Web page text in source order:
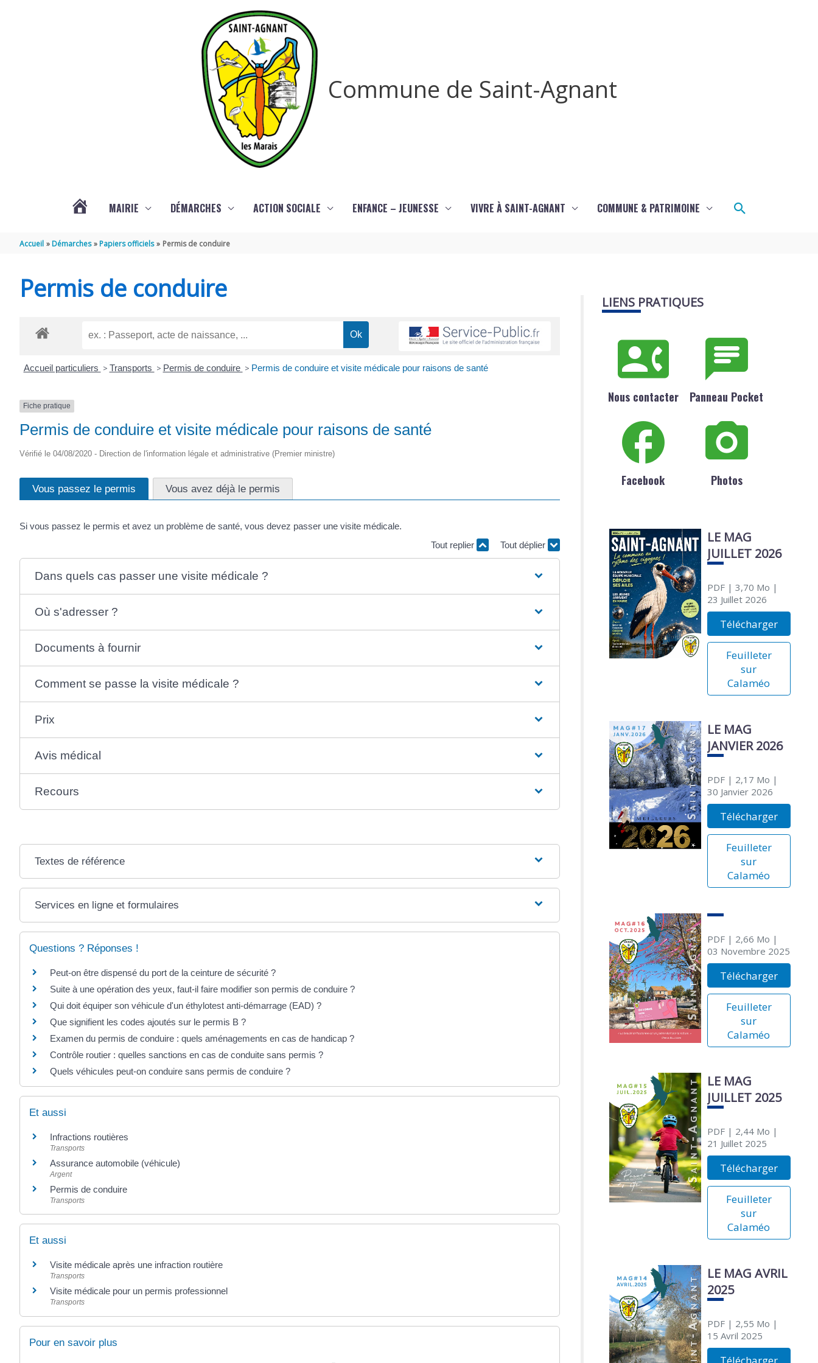
Commune de Saint-Agnant
MAIRIE DÉMARCHES ACTION SOCIALE ENFANCE – JEUNESSE VIVRE À SAINT-AGNANT COMMUNE & PATRIMOINE Rechercher
Accueil Démarches Papiers officiels Permis de conduire
Permis de conduire
Accueil particuliers > Transports > Permis de conduire > Permis de conduire et visite médicale pour raisons de santé
Fiche pratique
Permis de conduire et visite médicale pour raisons de santé
Vérifié le 04/08/2020 - Direction de l'information légale et administrative (Premier ministre)
Vous passez le permis Vous avez déjà le permis
Si vous passez le permis et avez un problème de santé, vous devez passer une visite médicale.
Tout replier
Tout déplier
Dans quels cas passer une visite médicale ?
Où s'adresser ?
Documents à fournir
Comment se passe la visite médicale ?
Prix
Avis médical
Recours
Textes de référence
Services en ligne et formulaires
Questions ? Réponses !
Peut-on être dispensé du port de la ceinture de sécurité ?
Suite à une opération des yeux, faut-il faire modifier son permis de conduire ?
Qui doit équiper son véhicule d'un éthylotest anti-démarrage (EAD) ?
Que signifient les codes ajoutés sur le permis B ?
Examen du permis de conduire : quels aménagements en cas de handicap ?
Contrôle routier : quelles sanctions en cas de conduite sans permis ?
Quels véhicules peut-on conduire sans permis de conduire ?
Et aussi
Infractions routières
Transports
Assurance automobile (véhicule)
Argent
Permis de conduire
Transports
Et aussi
Visite médicale après une infraction routière
Transports
Visite médicale pour un permis professionnel
Transports
Pour en savoir plus
LIENS PRATIQUES
Nous contacter Panneau Pocket
Facebook Photos
LE MAG
JUILLET 2026
PDF| 3,70 Mo |
23 Juillet 2026
Télécharger
Feuilleter
sur
Calaméo
LE MAG
JANVIER 2026
PDF| 2,17 Mo |
30 Janvier 2026
Télécharger
Feuilleter
sur
Calaméo
PDF| 2,66 Mo |
03 Novembre 2025
Télécharger
Feuilleter
sur
Calaméo
LE MAG
JUILLET 2025
PDF| 2,44 Mo |
21 Juillet 2025
Télécharger
Feuilleter
sur
Calaméo
LE MAG AVRIL
2025
PDF| 2,55 Mo |
15 Avril 2025